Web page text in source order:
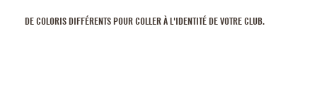
DE COLORIS DIFFÉRENTS POUR COLLER À L'IDENTITÉ DE VOTRE CLUB.